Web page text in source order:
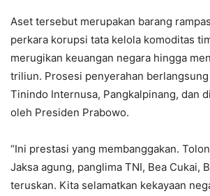
Aset tersebut merupakan barang
perkara korupsi tata kelola komoditas
merugikan keuangan negara hingga
triliun. Prosesi penyerahan
Tinindo Internusa, Pangkalpinang, dan
oleh Presiden Prabowo.
“Ini prestasi yang membanggakan.
Jaksa agung, panglima TNI, Bea Cukai,
teruskan. Kita selamatkan kekayaan